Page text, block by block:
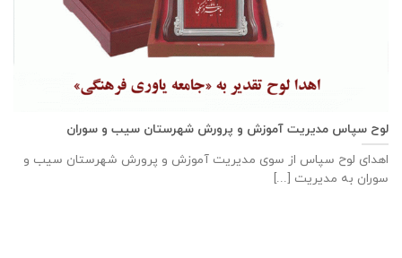
لوح سپاس مدیریت آموزش و پرورش شهرستان سیب و سوران
اهدای لوح سپاس از سوی مدیریت آموزش و پرورش شهرستان سیب و
سوران به مدیریت [...]